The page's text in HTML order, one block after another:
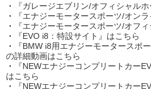
・
『ガレージエブリン/オフィシャル
・
『エナジーモータースポーツ/オン
・
『エナジーモータースポーツ/オフ
・
『EVO i8：特設サイト』はこちら
・
『BMW i8用エナジーモータースポ
の詳細動画はこちら
・
『NEWエナジーコンプリートカー
はこちら
・
『NEWエナジーコンプリートカー